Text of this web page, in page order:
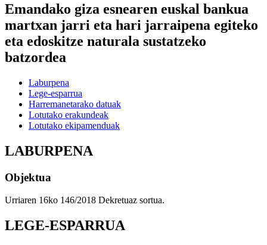
Emandako giza esnearen euskal bankua
martxan jarri eta hari jarraipena egiteko
eta edoskitze naturala sustatzeko
batzordea
Laburpena
Lege-esparrua
Harremanetarako datuak
Lotutako erakundeak
Lotutako ekipamenduak
LABURPENA
Objektua
Urriaren 16ko 146/2018 Dekretuaz sortua.
LEGE-ESPARRUA